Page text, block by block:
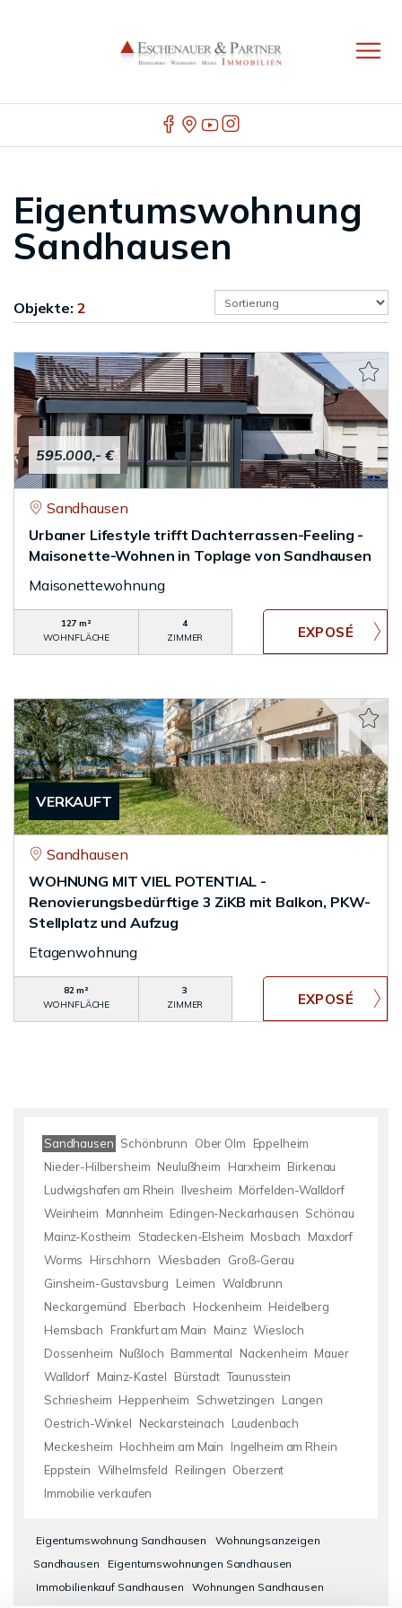
Eigentumswohnung
Sandhausen
Objekte: 2
595.000,- €
Sandhausen
Urbaner Lifestyle trifft Dachterrassen-Feeling -
Maisonette-Wohnen in Toplage von Sandhausen
Maisonettewohnung
127 m²
WOHNFLÄCHE
4
ZIMMER
VERKAUFT
Sandhausen
WOHNUNG MIT VIEL POTENTIAL -
Renovierungsbedürftige 3 ZiKB mit Balkon, PKW-
Stellplatz und Aufzug
Etagenwohnung
82 m²
WOHNFLÄCHE
3
ZIMMER
Sandhausen Schönbrunn Ober Olm
Eppelheim
Nieder-Hilbersheim Neulußheim Harxheim Birkenau
Ludwigshafen am Rhein
Ilvesheim Mörfelden-Walldorf
Weinheim
Mannheim Edingen-Neckarhausen Schönau
Mainz-Kostheim
Stadecken-Elsheim Mosbach
Maxdorf
Worms
Hirschhorn Wiesbaden
Groß-Gerau
Ginsheim-Gustavsburg
Leimen Waldbrunn
Neckargemünd
Eberbach Hockenheim Heidelberg
Hemsbach
Frankfurt am Main Mainz Wiesloch
Dossenheim Nußloch Bammental Nackenheim Mauer
Walldorf Mainz-Kastel Bürstadt Taunusstein
Schriesheim Heppenheim Schwetzingen
Langen
Oestrich-Winkel
Neckarsteinach
Laudenbach
Meckesheim Hochheim am Main
Ingelheim am Rhein
Eppstein Wilhelmsfeld Reilingen Oberzent
Immobilie verkaufen
Eigentumswohnung Sandhausen
Wohnungsanzeigen
Sandhausen
Eigentumswohnungen Sandhausen
Immobilienkauf Sandhausen
Wohnungen Sandhausen